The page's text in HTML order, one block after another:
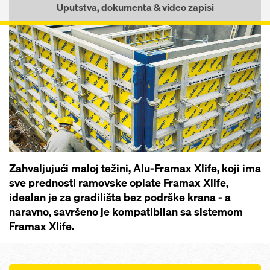
Uputstva, dokumenta & video zapisi
Zahvaljujući maloj težini, Alu-Framax Xlife, koji ima
sve prednosti ramovske oplate Framax Xlife,
idealan je za gradilišta bez podrške krana - a
naravno, savršeno je kompatibilan sa sistemom
Framax Xlife.